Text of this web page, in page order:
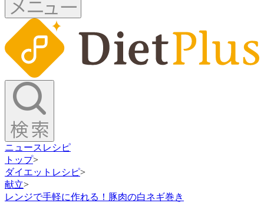
ニュース レシピ
トップ>
ダイエットレシピ>
献立>
レンジで手軽に作れる！豚肉の白ネギ巻き